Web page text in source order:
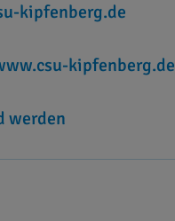
kipfenberg.de
kipfenberg.de
werden